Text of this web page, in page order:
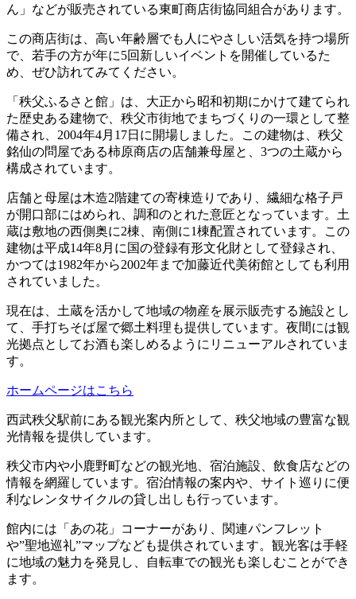
ん」などが販売されている東町商店街協同組合があります。
この商店街は、高い年齢層でも人にやさしい活気を持つ場所
で、若手の方が年に5回新しいイベントを開催しているた
め、ぜひ訪れてみてください。
「秩父ふるさと館」は、大正から昭和初期にかけて建てられ
た歴史ある建物で、秩父市街地でまちづくりの一環として整
備され、2004年4月17日に開場しました。この建物は、秩父
銘仙の問屋である柿原商店の店舗兼母屋と、3つの土蔵から
構成されています。
店舗と母屋は木造2階建ての寄棟造りであり、繊細な格子戸
が開口部にはめられ、調和のとれた意匠となっています。土
蔵は敷地の西側奥に2棟、南側に1棟配置されています。この
建物は平成14年8月に国の登録有形文化財として登録され、
かつては1982年から2002年まで加藤近代美術館としても利用
されていました。
現在は、土蔵を活かして地域の物産を展示販売する施設とし
て、手打ちそば屋で郷土料理も提供しています。夜間には観
光拠点としてお酒も楽しめるようにリニューアルされていま
す。
ホームページはこちら
西武秩父駅前にある観光案内所として、秩父地域の豊富な観
光情報を提供しています。
秩父市内や小鹿野町などの観光地、宿泊施設、飲食店などの
情報を網羅しています。宿泊情報の案内や、サイト巡りに便
利なレンタサイクルの貸し出しも行っています。
館内には「あの花」コーナーがあり、関連パンフレット
や”聖地巡礼”マップなども提供されています。観光客は手軽
に地域の魅力を発見し、自転車での観光も楽しむことができ
ます。